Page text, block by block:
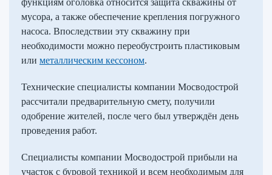
функциям оголовка относится защита скважины от
мусора, а также обеспечение крепления погружного
насоса. Впоследствии эту скважину при
необходимости можно переобустроить пластиковым
или металлическим кессоном.
Технические специалисты компании Мосводострой
рассчитали предварительную смету, получили
одобрение жителей, после чего был утверждён день
проведения работ.
Специалисты компании Мосводострой прибыли на
участок с буровой техникой и всем необходимым для